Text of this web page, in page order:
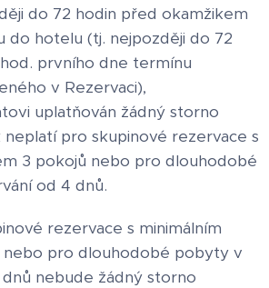
do 72 hodin před okamžikem
do hotelu (tj. nejpozději do 72
prvního dne termínu
v Rezervaci),
uplatňován žádný storno
pro skupinové rezervace s
3 pokojů nebo pro dlouhodobé
od 4 dnů.
rezervace s minimálním
pro dlouhodobé pobyty v
nebude žádný storno